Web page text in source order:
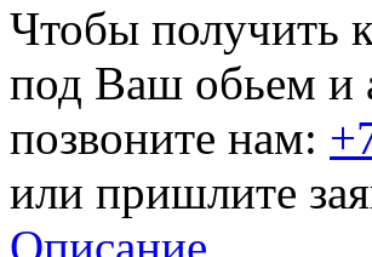
Чтобы получить
под Ваш обьем и
позвоните нам:
или пришлите
Описание